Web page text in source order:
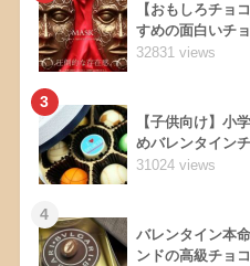
【おもしろチョ
すめの面白いチ
32831 views
3
【子供向け】小
めバレンタイン
31024 views
4
バレンタイン本
ンドの高級チョ